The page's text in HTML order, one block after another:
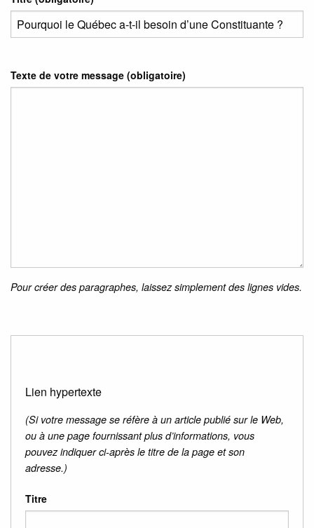
Texte de votre message (obligatoire)
Pour créer des paragraphes, laissez simplement des lignes vides.
Lien hypertexte
(Si votre message se réfère à un article publié sur le Web,
ou à une page fournissant plus d’informations, vous
pouvez indiquer ci-après le titre de la page et son
adresse.)
Titre